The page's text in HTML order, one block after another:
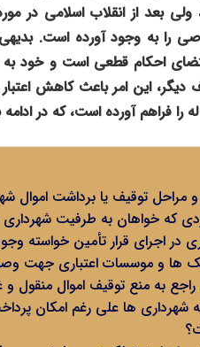
بعد از انقلاب اسلامی در
را به وجود آورده است.
احکام قطعی است و خود
این امر باعث کاهش
فراهم آورده است، که در
مراحل توقیف یا برداشت اموال
که خواهان به طرفیت
در اجرای قرار تأمین خواسته
ها و موسسات اعتباری جهت
به منع توقیف اموال منقول و غیرمنقول
شهرداری ها علی رغم امکان